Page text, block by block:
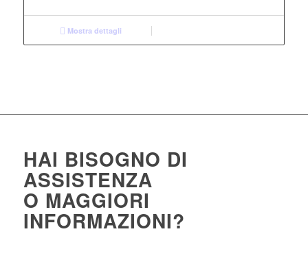
Mostra dettagli
HAI BISOGNO DI
ASSISTENZA
O MAGGIORI
INFORMAZIONI?